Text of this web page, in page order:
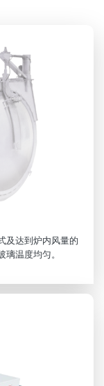
及达到炉内风量的
温度均匀。